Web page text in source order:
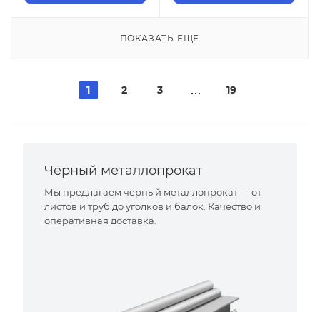
ПОКАЗАТЬ ЕЩЕ
1 2 3 19
Черный металлопрокат
Мы предлагаем черный металлопрокат — от
листов и труб до уголков и балок. Качество и
оперативная доставка.